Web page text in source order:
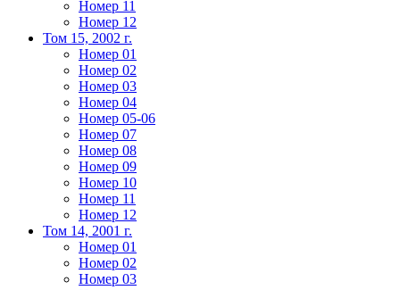
Номер 11
Номер 12
Том 15, 2002 г.
Номер 01
Номер 02
Номер 03
Номер 04
Номер 05-06
Номер 07
Номер 08
Номер 09
Номер 10
Номер 11
Номер 12
Том 14, 2001 г.
Номер 01
Номер 02
Номер 03